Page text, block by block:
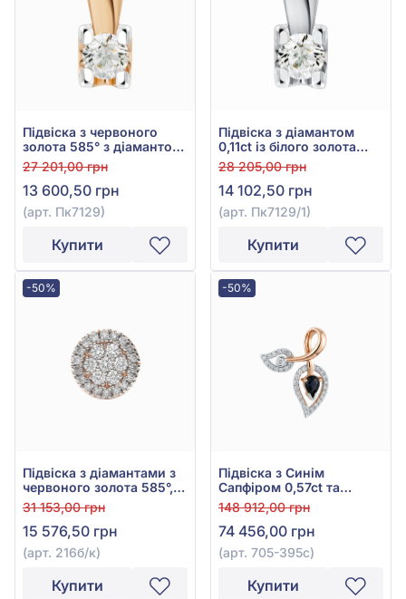
Підвіска з червоного
золота 585° з діамантом
0,11ct, арт. Пк7129
27 201,00 грн
13 600,50 грн
(арт. Пк7129)
Купити
Підвіска з діамантом
0,11ct із білого золота
585°, арт. Пк7129/1
28 205,00 грн
14 102,50 грн
(арт. Пк7129/1)
Купити
-50%
Підвіска з діамантами з
червоного золота 585°,
Діамант 0,14ct, арт. 216б/
к
31 153,00 грн
15 576,50 грн
(арт. 216б/к)
Купити
-50%
Підвіска з Синім
Сапфіром 0,57ct та
Діамантом 0,35ct із
червоно-білого золота
585°, арт. 705-395с
148 912,00 грн
74 456,00 грн
(арт. 705-395с)
Купити